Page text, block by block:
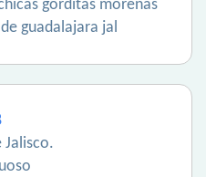
gorditas morenas
guadalajara jal
Jalisco.